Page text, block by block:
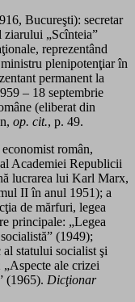
Bucureşti): secretar
ziarului „Scînteia”
reprezentând
plenipotenţiar în
permanent la
– 18 septembrie
(eliberat din
op. cit., p. 49.
român,
Academiei Republicii
lucrarea lui Karl Marx,
II în anul 1951); a
de mărfuri, legea
principale: „Legea
(1949);
statului socialist şi
ale crizei
(1965). Dicţionar